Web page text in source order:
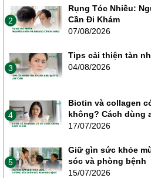
2
Rụng Tóc Nhiều:
Cần Đi Khám
07/08/2026
3
Tips cải thiện tàn
04/08/2026
4
Biotin và collagen
không? Cách dùng
17/07/2026
5
Giữ gìn sức khỏe
sóc và phòng bệnh
15/07/2026